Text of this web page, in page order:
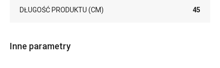
DŁUGOŚĆ PRODUKTU (CM) 45
Inne parametry